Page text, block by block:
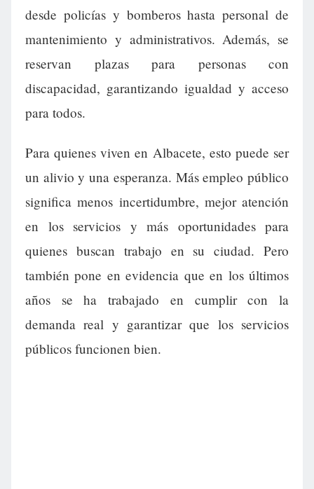
desde policías y bomberos hasta personal de
mantenimiento y administrativos. Además, se
reservan plazas para personas con
discapacidad, garantizando igualdad y acceso
para todos.
Para quienes viven en Albacete, esto puede ser
un alivio y una esperanza. Más empleo público
significa menos incertidumbre, mejor atención
en los servicios y más oportunidades para
quienes buscan trabajo en su ciudad. Pero
también pone en evidencia que en los últimos
años se ha trabajado en cumplir con la
demanda real y garantizar que los servicios
públicos funcionen bien.